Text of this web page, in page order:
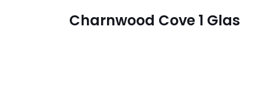
Charnwood Cove 1 Glas